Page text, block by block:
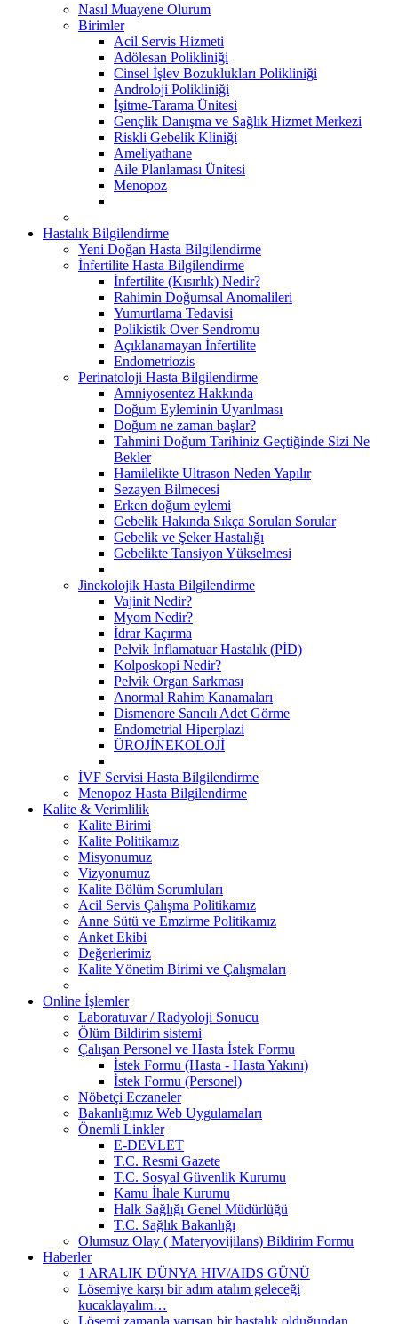
Nasıl Muayene Olurum
Birimler
Acil Servis Hizmeti
Adölesan Polikliniği
Cinsel İşlev Bozuklukları Polikliniği
Androloji Polikliniği
İşitme-Tarama Ünitesi
Gençlik Danışma ve Sağlık Hizmet Merkezi
Riskli Gebelik Kliniği
Ameliyathane
Aile Planlaması Ünitesi
Menopoz
Hastalık Bilgilendirme
Yeni Doğan Hasta Bilgilendirme
İnfertilite Hasta Bilgilendirme
İnfertilite (Kısırlık) Nedir?
Rahimin Doğumsal Anomalileri
Yumurtlama Tedavisi
Polikistik Over Sendromu
Açıklanamayan İnfertilite
Endometriozis
Perinatoloji Hasta Bilgilendirme
Amniyosentez Hakkında
Doğum Eyleminin Uyarılması
Doğum ne zaman başlar?
Tahmini Doğum Tarihiniz Geçtiğinde Sizi Ne
Bekler
Hamilelikte Ultrason Neden Yapılır
Sezayen Bilmecesi
Erken doğum eylemi
Gebelik Hakında Sıkça Sorulan Sorular
Gebelik ve Şeker Hastalığı
Gebelikte Tansiyon Yükselmesi
Jinekolojik Hasta Bilgilendirme
Vajinit Nedir?
Myom Nedir?
İdrar Kaçırma
Pelvik İnflamatuar Hastalık (PİD)
Kolposkopi Nedir?
Pelvik Organ Sarkması
Anormal Rahim Kanamaları
Dismenore Sancılı Adet Görme
Endometrial Hiperplazi
ÜROJİNEKOLOJİ
İVF Servisi Hasta Bilgilendirme
Menopoz Hasta Bilgilendirme
Kalite & Verimlilik
Kalite Birimi
Kalite Politikamız
Misyonumuz
Vizyonumuz
Kalite Bölüm Sorumluları
Acil Servis Çalışma Politikamız
Anne Sütü ve Emzirme Politikamız
Anket Ekibi
Değerlerimiz
Kalite Yönetim Birimi ve Çalışmaları
Online İşlemler
Laboratuvar / Radyoloji Sonucu
Ölüm Bildirim sistemi
Çalışan Personel ve Hasta İstek Formu
İstek Formu (Hasta - Hasta Yakını)
İstek Formu (Personel)
Nöbetçi Eczaneler
Bakanlığımız Web Uygulamaları
Önemli Linkler
E-DEVLET
T.C. Resmi Gazete
T.C. Sosyal Güvenlik Kurumu
Kamu İhale Kurumu
Halk Sağlığı Genel Müdürlüğü
T.C. Sağlık Bakanlığı
Olumsuz Olay ( Materyovijilans) Bildirim Formu
Haberler
1 ARALIK DÜNYA HIV/AIDS GÜNÜ
Lösemiye karşı bir adım atalım geleceği
kucaklayalım…
Lösemi zamanla yarışan bir hastalık olduğundan,